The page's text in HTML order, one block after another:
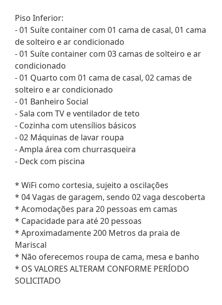
Piso Inferior:
- 01 Suíte container com 01 cama de casal, 01 cama
de solteiro e ar condicionado
- 01 Suíte container com 03 camas de solteiro e ar
condicionado
- 01 Quarto com 01 cama de casal, 02 camas de
solteiro e ar condicionado
- 01 Banheiro Social
- Sala com TV e ventilador de teto
- Cozinha com utensílios básicos
- 02 Máquinas de lavar roupa
- Ampla área com churrasqueira
- Deck com piscina
* WiFi como cortesia, sujeito a oscilações
* 04 Vagas de garagem, sendo 02 vaga descoberta
* Acomodações para 20 pessoas em camas
* Capacidade para até 20 pessoas
* Aproximadamente 200 Metros da praia de
Mariscal
* Não oferecemos roupa de cama, mesa e banho
* OS VALORES ALTERAM CONFORME PERÍODO
SOLICITADO